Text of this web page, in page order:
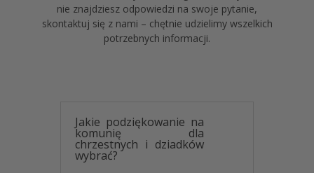
wsparcie i obecność w najważniejszych chwilach
życia. Takiprezent od chrześniakato coś więcej
niż tylko przedmiot – to osobista wiadomość prosto
Uniwersalność i Wyjątkowość
Oferty Personalizowanego
Prezentu na Komunię
Statuetka jest oferowana jako uniwersalne,
nie znajdziesz odpowiedzi na swoje pytanie,
skontaktuj się z nami – chętnie udzielimy wszelkich
potrzebnych informacji.
Jakie podziękowanie na
komunię dla
chrzestnych i dziadków
wybrać?